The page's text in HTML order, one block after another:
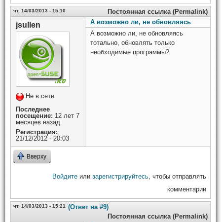
чт, 14/03/2013 - 15:10 Постоянная ссылка (Permalink)
jsullen
Не в сети
Последнее
посещение: 12 лет 7
месяцев назад
Регистрация:
21/12/2012 - 20:03
А возможно ли, не обновляясь
А возможно ли, не обновляясь
тотально, обновлять только
необходимые программы?
Вверху
Войдите или зарегистрируйтесь , чтобы отправлять
комментарии
чт, 14/03/2013 - 15:21
(Ответ на #9)
Постоянная ссылка (Permalink)